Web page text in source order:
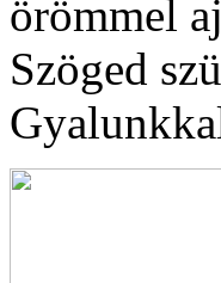
örömmel
Szöged